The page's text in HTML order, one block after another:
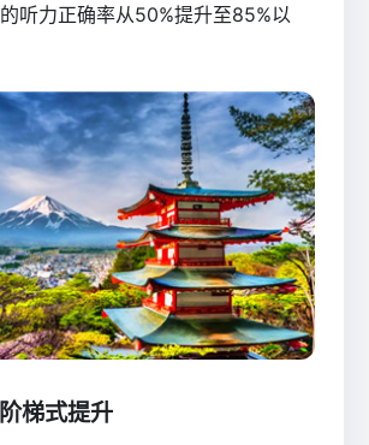
听力正确率从50%提升至85%以
梯式提升